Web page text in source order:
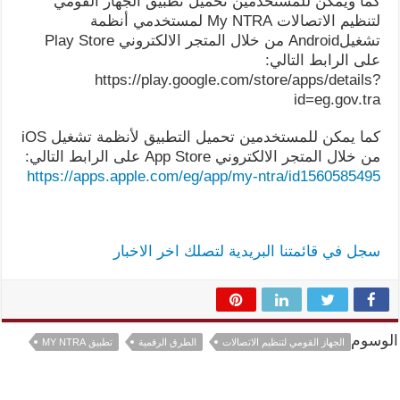
لتنظيم الاتصالات My NTRA لمستخدمي أنظمة
تشغيلAndroid من خلال المتجر الالكتروني Play Store
على الرابط التالي:
https://play.google.com/store/apps/details?
id=eg.gov.tra
كما يمكن للمستخدمين تحميل التطبيق لأنظمة تشغيل iOS
من خلال المتجر الالكتروني App Store على الرابط التالي:
https://apps.apple.com/eg/app/my-ntra/id1560585495
سجل في قائمتنا البريدية لتصلك اخر الاخبار
الوسوم الجهاز القومي لتنظيم الاتصالات الطرق الرقمية تطبيق MY NTRA